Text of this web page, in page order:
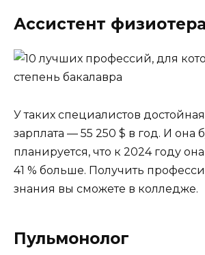
Ассистент
У таких специалистов
зарплата — 55 250 $ в год. И она
планируется, что к 2024 году
41 % больше. Получить
знания вы сможете в колледже.
Пульмонолог